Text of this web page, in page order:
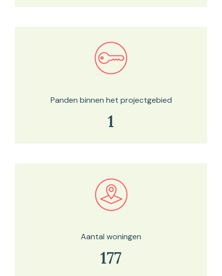
Bekijk in onze kaartviewer
Panden binnen het projectgebied
1
Bekijk in onze kaartviewer
Aantal woningen
177